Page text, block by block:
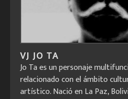
VJ JO TA
Jo Ta es un personaje
relacionado con el ámbito
artístico. Nació en La Paz,